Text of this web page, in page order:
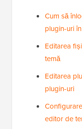
Cum să
plugin-uri
Editarea
temă
Editarea
plugin-uri
editor de